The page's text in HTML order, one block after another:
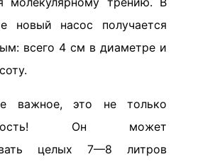
новый насос получается
всего 4 см в диаметре и
важное, это не только
Он может
целых 7—8 литров